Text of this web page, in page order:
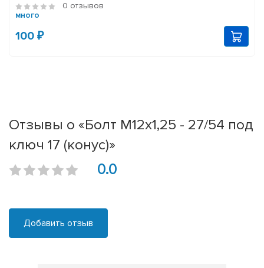
0 отзывов
много
100 ₽
Отзывы о «Болт М12х1,25 - 27/54 под
ключ 17 (конус)»
0.0
Добавить отзыв